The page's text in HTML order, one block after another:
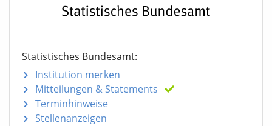
Statistisches Bundesamt:
Institution merken
Mitteilungen & Statements
Terminhinweise
Stellenanzeigen